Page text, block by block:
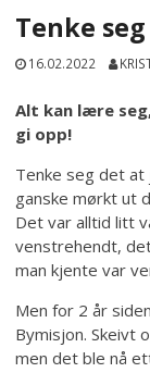
Tenke
16.02.2022
Alt kan lære
gi opp!
Tenke seg det at
ganske mørkt ut
Det var alltid litt
venstrehendt,
man kjente var
Men for 2 år
Bymisjon. Skeivt
men det ble nå